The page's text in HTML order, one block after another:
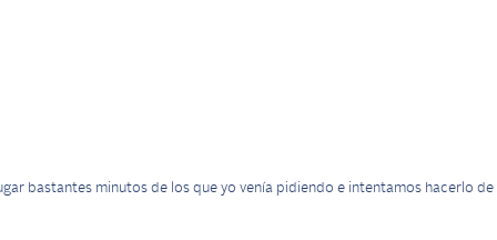
bastantes minutos de los que yo venía pidiendo e intentamos hacerlo de